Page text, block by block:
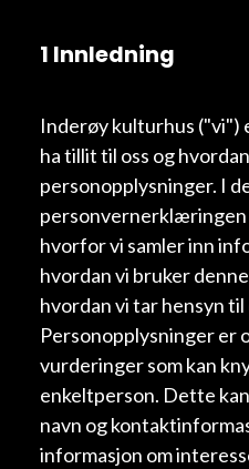
1 Innledning
Inderøy kulturhus ("vi")
ha tillit til oss og
personopplysninger. I
hvorfor vi samler inn
hvordan vi bruker
hvordan vi tar hensyn
Personopplysninger er
vurderinger som kan
enkeltperson. Dette
navn og
informasjon om